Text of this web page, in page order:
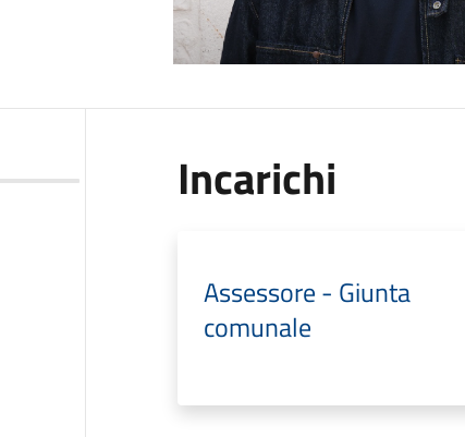
Incarichi
Assessore - Giunta
comunale